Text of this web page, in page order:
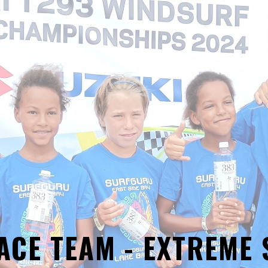
TEAM - EXTREME